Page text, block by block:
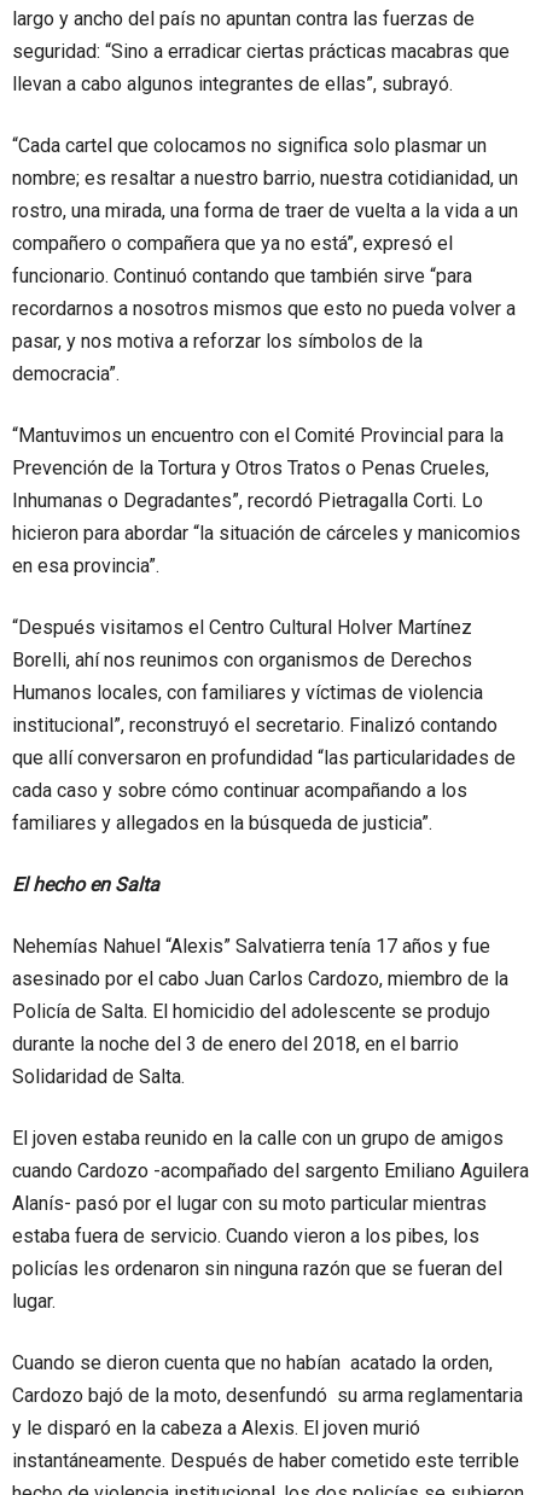
largo y ancho del país no apuntan contra las fuerzas de
seguridad: “Sino a erradicar ciertas prácticas macabras que
llevan a cabo algunos integrantes de ellas”, subrayó.
“Cada cartel que colocamos no significa solo plasmar un
nombre; es resaltar a nuestro barrio, nuestra cotidianidad, un
rostro, una mirada, una forma de traer de vuelta a la vida a un
compañero o compañera que ya no está”, expresó el
funcionario. Continuó contando que también sirve “para
recordarnos a nosotros mismos que esto no pueda volver a
pasar, y nos motiva a reforzar los símbolos de la
democracia”.
“Mantuvimos un encuentro con el Comité Provincial para la
Prevención de la Tortura y Otros Tratos o Penas Crueles,
Inhumanas o Degradantes”, recordó Pietragalla Corti. Lo
hicieron para abordar “la situación de cárceles y manicomios
en esa provincia”.
“Después visitamos el Centro Cultural Holver Martínez
Borelli, ahí nos reunimos con organismos de Derechos
Humanos locales, con familiares y víctimas de violencia
institucional”, reconstruyó el secretario. Finalizó contando
que allí conversaron en profundidad “las particularidades de
cada caso y sobre cómo continuar acompañando a los
familiares y allegados en la búsqueda de justicia”.
El hecho en Salta
Nehemías Nahuel “Alexis” Salvatierra tenía 17 años y fue
asesinado por el cabo Juan Carlos Cardozo, miembro de la
Policía de Salta. El homicidio del adolescente se produjo
durante la noche del 3 de enero del 2018, en el barrio
Solidaridad de Salta.
El joven estaba reunido en la calle con un grupo de amigos
cuando Cardozo -acompañado del sargento Emiliano Aguilera
Alanís- pasó por el lugar con su moto particular mientras
estaba fuera de servicio. Cuando vieron a los pibes, los
policías les ordenaron sin ninguna razón que se fueran del
lugar.
Cuando se dieron cuenta que no habían acatado la orden,
Cardozo bajó de la moto, desenfundó su arma reglamentaria
y le disparó en la cabeza a Alexis. El joven murió
instantáneamente. Después de haber cometido este terrible